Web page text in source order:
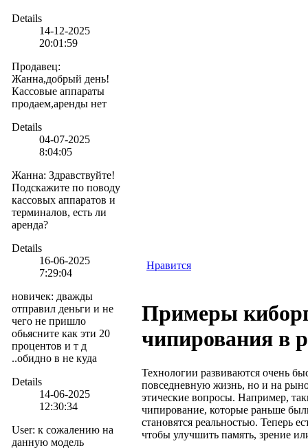
Details
14-12-2025
20:01:59
Продавец:
Жанна,добрый день!
Кассовые аппараты
продаем,аренды нет
Details
04-07-2025
8:04:05
Жанна: Здравствуйте!
Подскажите по поводу
кассовых аппаратов и
терминалов, есть ли
аренда?
Details
16-06-2025
7:29:04
новичек: дважды
отправил деньги и не
чего не пришло
обьясните как эти 20
процентов и т д
..обидно в не куда
Details
14-06-2025
12:30:34
User: к сожалению на
данную модель
Нравится
Примеры
чипирования в
Технологии развиваются очень
повседневную жизнь, но и на
этические вопросы. Например,
чипирование, которые раньше
становятся реальностью. Теперь
чтобы улучшить память, зрение